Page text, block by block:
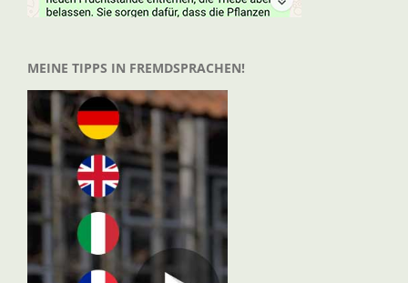
MEINE TIPPS IN FREMDSPRACHEN!